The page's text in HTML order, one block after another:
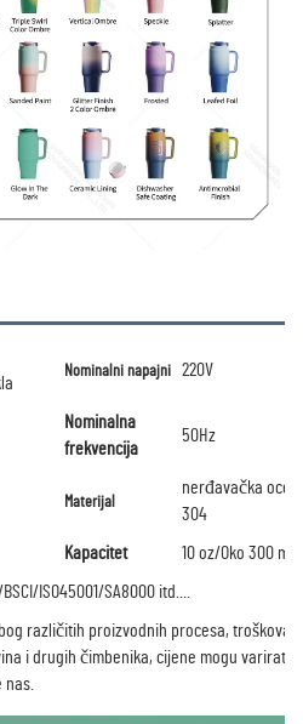
Nominalni napajni 220V
Nominalna
frekvencija
50Hz
Materijal
nerđavačka ocel
304
Kapacitet 10 oz/Oko 300 ml
BSCI/ISO45001/SA8000 itd....
različitih proizvodnih procesa, troškova
i drugih čimbenika, cijene mogu varirati.